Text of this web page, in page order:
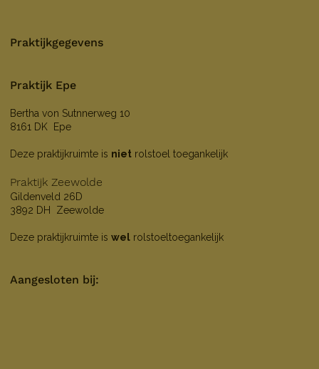
Aangesloten bij:
Praktijkgegevens
Praktijk Epe
Bertha von Sutnnerweg 10
8161 DK Epe
Deze praktijkruimte is nietrolstoel toegankelijk
Praktijk Zeewolde
Gildenveld 26D
3892 DH Zeewolde
Deze praktijkruimte is welrolstoeltoegankelijk